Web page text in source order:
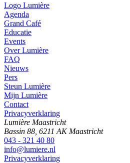
Logo Lumière
Agenda
Grand Café
Educatie
Events
Over Lumière
FAQ
Nieuws
Pers
Steun Lumière
Mijn Lumière
Contact
Privacyverklaring
Lumière Maastricht
Bassin 88, 6211 AK Maastricht
043 - 321 40 80
info@lumiere.nl
Privacyverklaring